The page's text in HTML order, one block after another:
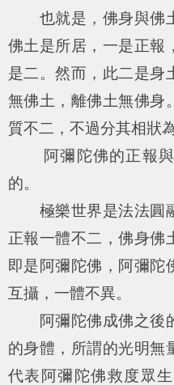
也就是，佛身與佛土
佛土是所居，一是正報
是二。然而，此二是身
無佛土，離佛土無佛身
質不二，不過分其相狀為
阿彌陀佛的正報與
的。
極樂世界是法法圓
正報一體不二，佛身佛
即是阿彌陀佛，阿彌陀
互攝，一體不異。
阿彌陀佛成佛之後
的身體，所謂的光明無
代表阿彌陀佛救度眾